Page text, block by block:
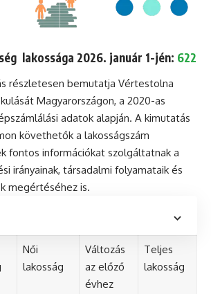
lakossága 2026. január 1-jén: 622
részletesen bemutatja Vértestolna
Magyarországon, a 2020-as
adatok alapján. A kimutatás
követhetők a lakosságszám
fontos információkat szolgáltatnak a
irányainak, társadalmi folyamataik és
megértéséhez is.
Női
lakosság
Változás
az előző
évhez
Teljes
lakosság